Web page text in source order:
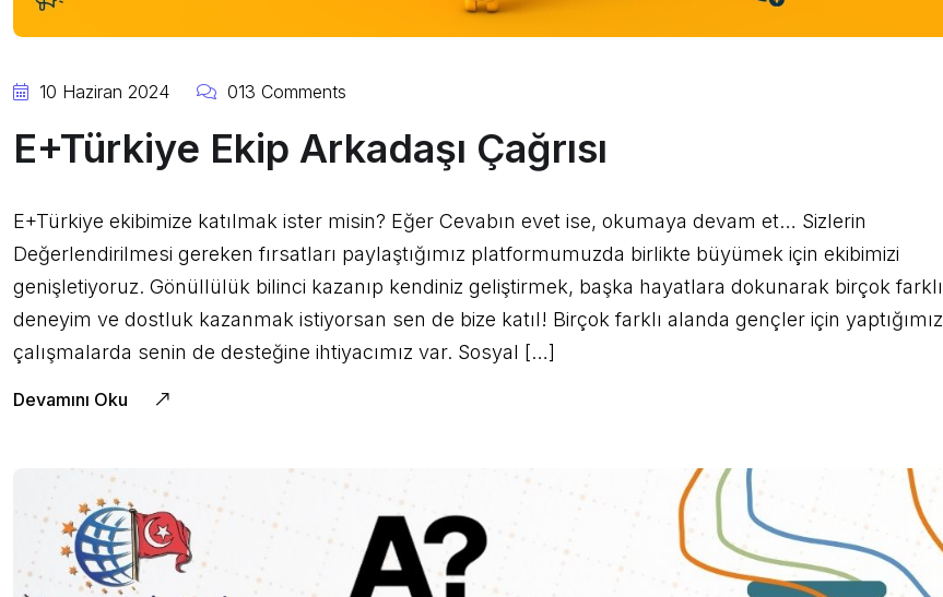
10 Haziran 2024 013 Comments
E+Türkiye Ekip Arkadaşı Çağrısı
E+Türkiye ekibimize katılmak ister misin? Eğer Cevabın evet ise, okumaya devam et… Sizlerin
Değerlendirilmesi gereken fırsatları paylaştığımız platformumuzda birlikte büyümek için ekibimizi
genişletiyoruz. Gönüllülük bilinci kazanıp kendiniz geliştirmek, başka hayatlara dokunarak birçok farklı
deneyim ve dostluk kazanmak istiyorsan sen de bize katıl! Birçok farklı alanda gençler için yaptığımız
çalışmalarda senin de desteğine ihtiyacımız var. Sosyal […]
Devamını Oku